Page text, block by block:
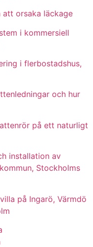
att orsaka läckage
i kommersiell
i flerbostadshus,
och hur
på ett naturligt
installation av
Stockholms
på Ingarö, Värmdö